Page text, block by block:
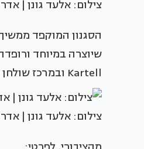
צילום: אלעד גונן |
הסגנון המוקפד
שיוצרה במיוחד
Kartell ובמרכז שולחן עץ אלון לו פלטת זכוכית.
צילום: אלעד גונן |